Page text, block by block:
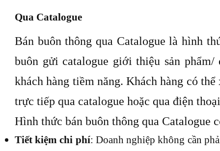
Qua Catalogue
Bán buôn thông qua Catalogue là hình
buôn gửi catalogue giới thiệu sản
khách hàng tiềm năng. Khách hàng có
trực tiếp qua catalogue hoặc qua điện
Hình thức bán buôn thông qua Catalogue
Tiết kiệm chi phí: Doanh nghiệp không cần